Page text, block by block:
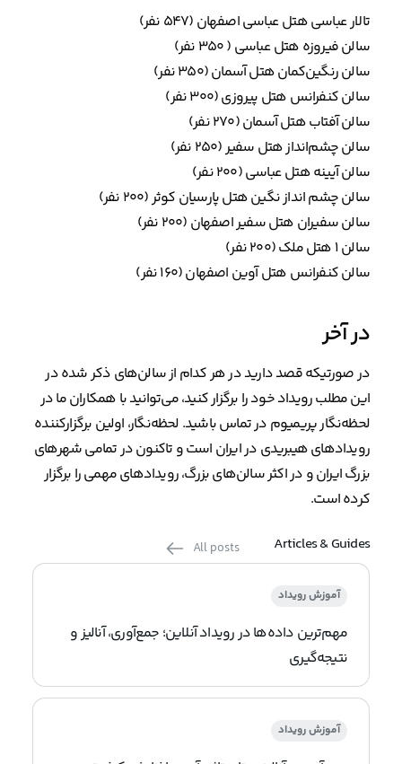
تالار عباسی هتل عباسی اصفهان (۵۴۷ نفر)
سالن فیروزه هتل عباسی ( ۳۵۰ نفر)
سالن رنگین‌کمان هتل آسمان (۳۵۰ نفر)
سالن کنفرانس هتل پیروزی (۳۰۰ نفر)
سالن آفتاب هتل آسمان (۲۷۰ نفر)
سالن چشم‌انداز هتل سفیر (۲۵۰ نفر)
سالن آیینه هتل عباسی (۲۰۰ نفر)
سالن چشم انداز نگین هتل پارسیان کوثر (۲۰۰ نفر)
سالن سفیران هتل سفیر اصفهان (۲۰۰ نفر)
سالن ۱ هتل ملک (۲۰۰ نفر)
سالن کنفرانس هتل آوین اصفهان (۱۶۰ نفر)
در آخر
در صورتیکه قصد دارید در هر کدام از سالن‌های ذکر شده در
این مطلب رویداد خود را برگزار کنید، می‌توانید با همکاران ما در
لحظه‌نگار پریمیوم در تماس باشید. لحظه‌نگار، اولین برگزارکننده
رویدادهای هیبریدی در ایران است و تاکنون در تمامی شهرهای
بزرگ ایران و در اکثر سالن‌های بزرگ، رویدادهای مهمی را برگزار
کرده است.
Articles & Guides
All posts
آموزش رویداد
مهم‌ترین داده‌ها در رویداد آنلاین؛ جمع‌آوری، آنالیز و
نتیجه‌گیری
آموزش رویداد